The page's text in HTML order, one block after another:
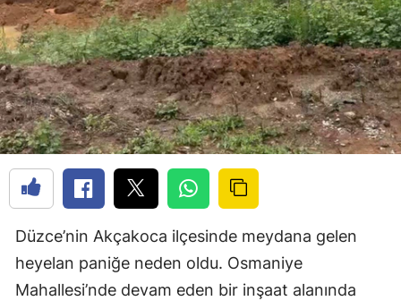
Düzce’nin Akçakoca ilçesinde meydana gelen
heyelan paniğe neden oldu. Osmaniye
Mahallesi’nde devam eden bir inşaat alanında